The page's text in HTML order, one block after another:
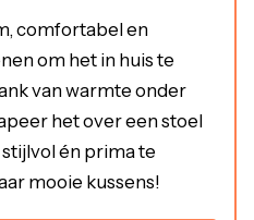
comfortabel en
om het in huis te
van warmte onder
het over een stoel
stijlvol én prima te
mooie kussens!